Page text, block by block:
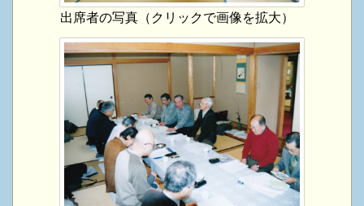
出席者の写真（クリックで画像を拡大）